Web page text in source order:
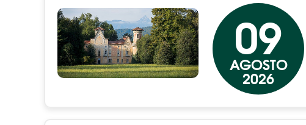
09
AGOSTO
2026